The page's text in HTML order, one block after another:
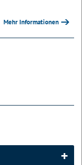
Mehr Informationen